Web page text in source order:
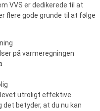
VVS er dedikerede til at
flere gode grunde til at følge
på varmeregningen
utroligt effektive.
det betyder, at du nu kan